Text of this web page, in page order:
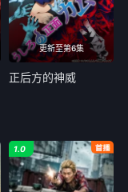
更新至第6集
正后方的神威
1.0